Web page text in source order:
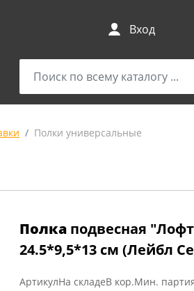
Вход
Полки универсальные
Полка подвесная
24.5*9,5*13 см (Лейбл
АртикулНа складеВ кор.Мин.